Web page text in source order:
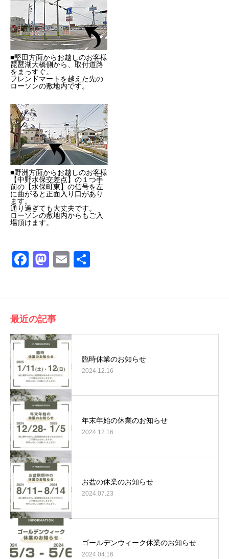
■堅田方面からお越しのお客様
琵琶湖大橋側から、取付道路
をまっすぐ。
フレンドマートを越えた先の
ローソンの敷地内です。
■野洲方面からお越しのお客様
【中野水保交差点】の１つ手
前の【水保町東】の信号を左
に曲がると正面入り口があり
ます。
通り過ぎても大丈夫です。
ローソンの敷地内からもご入
場頂けます。
Facebook
Mastodon
Email
最近の記事
臨時休業のお知らせ
2024.12.16
年末年始の休業のお知らせ
2024.12.16
お盆の休業のお知らせ
2024.07.23
ゴールデンウィーク休業のお知らせ
2024.04.16